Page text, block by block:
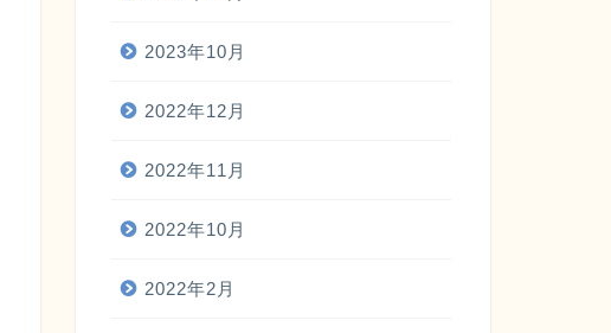
2023年10月
2022年12月
2022年11月
2022年10月
2022年2月